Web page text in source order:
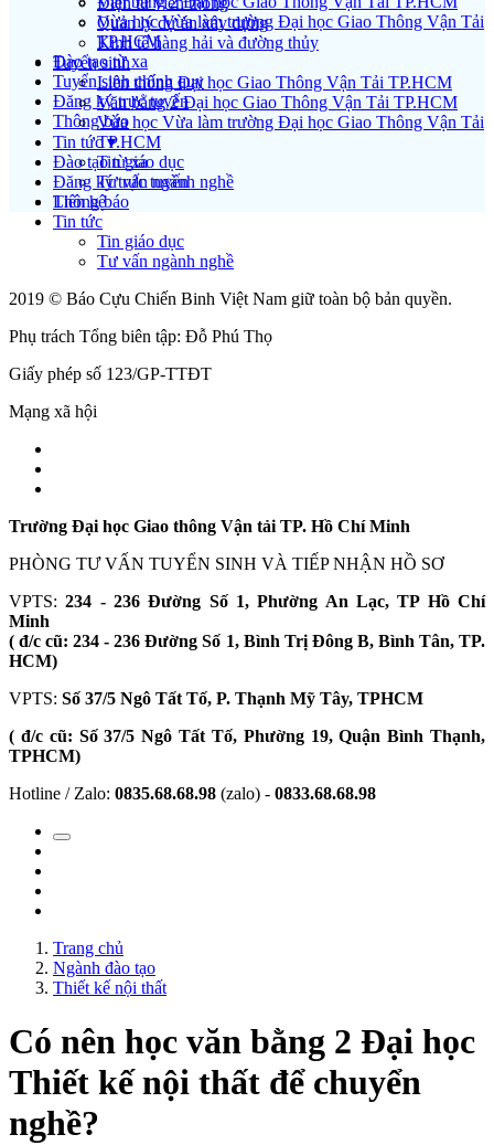
Vừa học Vừa làm trường Đại học Giao Thông Vận Tải
TP.HCM
Đào tạo từ xa
Tuyển sinh chính quy
Đăng ký trực tuyến
Thông báo
Tin tức ▾
Tin giáo dục
Tư vấn ngành nghề
Liên hệ
Quản lý dự án xây dựng
Kinh tế hàng hải và đường thủy
Tuyển sinh
Liên thông Đại học Giao Thông Vận Tải TP.HCM
Văn bằng 2 Đại học Giao Thông Vận Tải TP.HCM
Vừa học Vừa làm trường Đại học Giao Thông Vận Tải
TP.HCM
Đào tạo từ xa
Đăng ký trực tuyến
Thông báo
Tin tức
Tin giáo dục
Tư vấn ngành nghề
2019 © Báo Cựu Chiến Binh Việt Nam giữ toàn bộ bản quyền.
Phụ trách Tổng biên tập: Đỗ Phú Thọ
Giấy phép số 123/GP-TTĐT
Mạng xã hội
Trường Đại học Giao thông Vận tải TP. Hồ Chí Minh
PHÒNG TƯ VẤN TUYỂN SINH VÀ TIẾP NHẬN HỒ SƠ
VPTS:234 - 236 Đường Số 1, Phường An Lạc, TP Hồ Chí
Minh
( đ/c cũ: 234 - 236 Đường Số 1, Bình Trị Đông B, Bình Tân, TP.
HCM)
VPTS: Số 37/5 Ngô Tất Tố, P. Thạnh Mỹ Tây, TPHCM
( đ/c cũ: Số 37/5 Ngô Tất Tố, Phường 19, Quận Bình Thạnh,
TPHCM)
Hotline / Zalo: 0835.68.68.98 (zalo) - 0833.68.68.98
Trang chủ
Ngành đào tạo
Thiết kế nội thất
Có nên học văn bằng 2 Đại học
Thiết kế nội thất để chuyển
nghề?